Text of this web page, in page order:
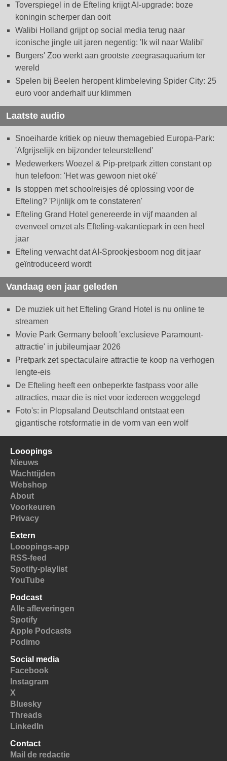
Toverspiegel in de Efteling krijgt AI-upgrade: boze
koningin scherper dan ooit
Walibi Holland grijpt op social media terug naar
iconische jingle uit jaren negentig: 'Ik wil naar Walibi'
Burgers' Zoo werkt aan grootste zeegrasaquarium ter
wereld
Spelen bij Beelen heropent klimbeleving Spider City: 25
euro voor anderhalf uur klimmen
Laatste audio
Snoeiharde kritiek op nieuw themagebied Europa-Park:
'Afgrijselijk en bijzonder teleurstellend'
Medewerkers Woezel & Pip-pretpark zitten constant op
hun telefoon: 'Het was gewoon niet oké'
Is stoppen met schoolreisjes dé oplossing voor de
Efteling? 'Pijnlijk om te constateren'
Efteling Grand Hotel genereerde in vijf maanden al
evenveel omzet als Efteling-vakantiepark in een heel
jaar
Efteling verwacht dat AI-Sprookjesboom nog dit jaar
geïntroduceerd wordt
Vandaag een jaar geleden
De muziek uit het Efteling Grand Hotel is nu online te
streamen
Movie Park Germany belooft 'exclusieve Paramount-
attractie' in jubileumjaar 2026
Pretpark zet spectaculaire attractie te koop na verhogen
lengte-eis
De Efteling heeft een onbeperkte fastpass voor alle
attracties, maar die is niet voor iedereen weggelegd
Foto's: in Plopsaland Deutschland ontstaat een
gigantische rotsformatie in de vorm van een wolf
Looopings
Nieuws
Wachttijden
Webshop
About
Voorkeuren
Privacy
Extern
Looopings-app
RSS-feed
Spotify-playlist
YouTube
Podcast
Alle afleveringen
Spotify
Apple Podcasts
Podimo
Social media
Facebook
Instagram
X
Bluesky
Threads
LinkedIn
Contact
Mail de redactie